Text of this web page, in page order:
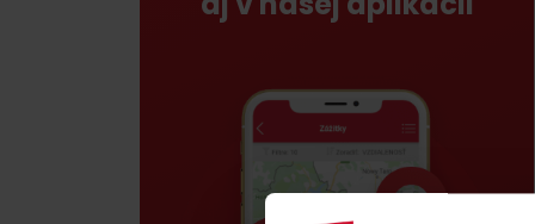
Liptov Region Card!
VŠETKY ČLÁNKY